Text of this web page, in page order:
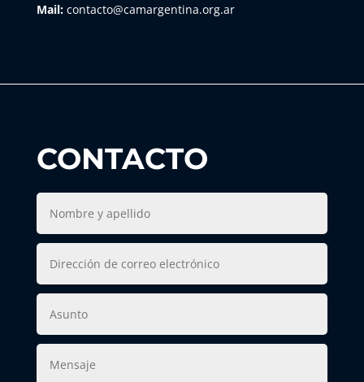
Mail:contacto@camargentina.org.ar
CONTACTO